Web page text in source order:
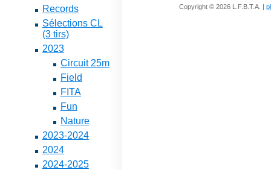
Records
Sélections CL
(3 tirs)
2023
Circuit 25m
Field
FITA
Fun
Nature
2023-2024
2024
2024-2025
Copyright © 2026 L.F.B.T.A. |